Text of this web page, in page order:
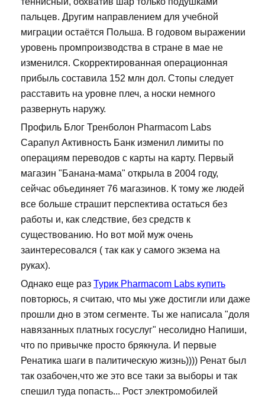
пальцев. Другим направлением для учебной
миграции остаётся Польша. В годовом выражении
уровень промпроизводства в стране в мае не
изменился. Скорректированная операционная
прибыль составила 152 млн дол. Стопы следует
расставить на уровне плеч, а носки немного
развернуть наружу.
Профиль Блог Тренболон Pharmacom Labs
Сарапул Активность Банк изменил лимиты по
операциям переводов с карты на карту. Первый
магазин "Банана-мама" открыла в 2004 году,
сейчас объединяет 76 магазинов. К тому же людей
все больше страшит перспектива остаться без
работы и, как следствие, без средств к
существованию. Но вот мой муж очень
заинтересовался ( так как у самого экзема на
руках).
Однако еще раз Турик Pharmacom Labs купить
повторюсь, я считаю, что мы уже достигли или даже
прошли дно в этом сегменте. Ты же написала "доля
навязанных платных госуслуг" несолидно Напиши,
что по привычке просто брякнула. И первые
Ренатика шаги в палитическую жизнь)))) Ренат был
так озабочен,что же это все таки за выборы и так
спешил туда попасть... Рост электромобилей